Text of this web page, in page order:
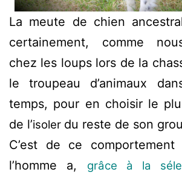
La meute de chien
certainement, comme
chez les loups lors de la
le troupeau d’animaux
temps, pour en choisir le
de l’isoler du reste de son
C’est de ce
l’homme a, grâce à la